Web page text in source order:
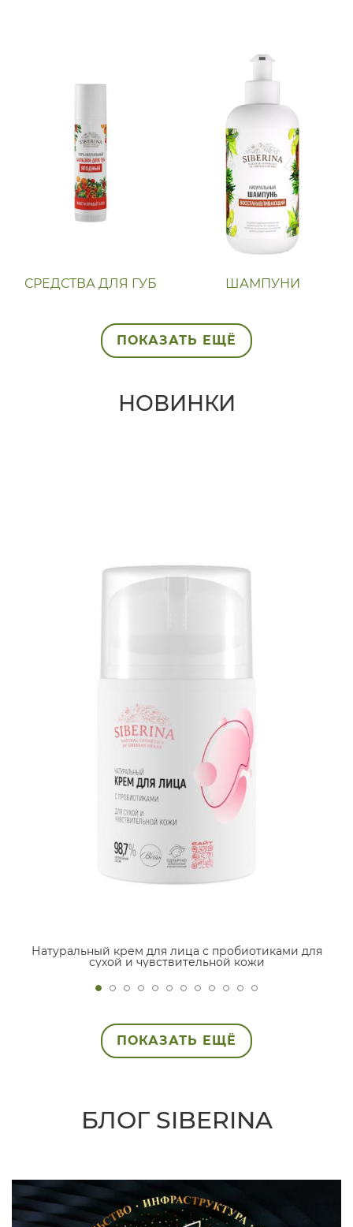
СРЕДСТВА ДЛЯ ГУБ ШАМПУНИ
ПОКАЗАТЬ ЕЩЁ
НОВИНКИ
Натуральный крем для лица с пробиотиками для
сухой и чувствительной кожи
ПОКАЗАТЬ ЕЩЁ
БЛОГ SIBERINA